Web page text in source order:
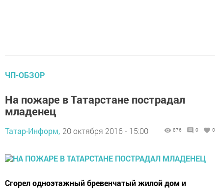
ЧП-ОБЗОР
На пожаре в Татарстане пострадал
младенец
Татар-Информ, 20 октября 2016 - 15:00 876 0 0
Сгорел одноэтажный бревенчатый жилой дом и